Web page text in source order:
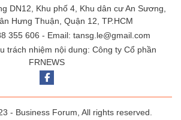
DN12, Khu phố 4, Khu dân cư An Sương,
Hưng Thuận, Quận 12, TP.HCM
355 606 - Email: tansg.le@gmail.com
trách nhiệm nội dung: Công ty Cổ phần
FRNEWS
- Business Forum, All rights reserved.